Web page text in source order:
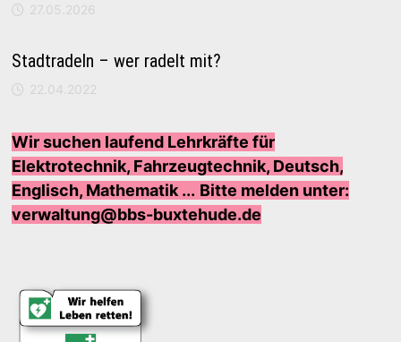
27.05.2026
Stadtradeln – wer radelt mit?
22.04.2022
Wir suchen laufend Lehrkräfte für
Elektrotechnik, Fahrzeugtechnik, Deutsch,
Englisch, Mathematik ... Bitte melden unter:
verwaltung@bbs-buxtehude.de